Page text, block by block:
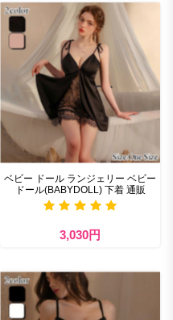
ベビー ドール ランジェリー ベビー
ドール(BABYDOLL) 下着 通販
3,030円